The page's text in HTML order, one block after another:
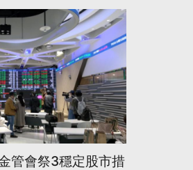
管會祭3穩定股市措